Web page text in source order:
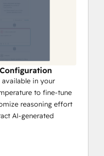
available in your
to fine-tune
reasoning effort
AI-generated